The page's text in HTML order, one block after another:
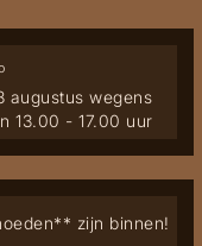
augustus wegens
13.00 - 17.00 uur
zijn binnen!